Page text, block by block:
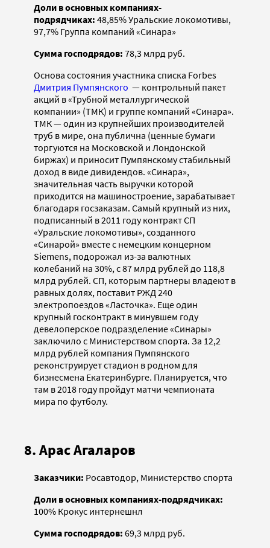
Доли в основных компаниях-
подрядчиках: 48,85% Уральские локомотивы,
97,7% Группа компаний «Синара»
Сумма господрядов: 78,3 млрд руб.
Основа состояния участника списка Forbes
Дмитрия Пумпянского — контрольный пакет
акций в «Трубной металлургической
компании» (ТМК) и группе компаний «Синара».
ТМК — один из крупнейших производителей
труб в мире, она публична (ценные бумаги
торгуются на Московской и Лондонской
биржах) и приносит Пумпянскому стабильный
доход в виде дивидендов. «Синара»,
значительная часть выручки которой
приходится на машиностроение, зарабатывает
благодаря госзаказам. Самый крупный из них,
подписанный в 2011 году контракт СП
«Уральские локомотивы», созданного
«Синарой» вместе с немецким концерном
Siemens, подорожал из-за валютных
колебаний на 30%, с 87 млрд рублей до 118,8
млрд рублей. СП, которым партнеры владеют в
равных долях, поставит РЖД 240
электропоездов «Ласточка». Еще один
крупный госконтракт в минувшем году
девелоперское подразделение «Синары»
заключило с Министерством спорта. За 12,2
млрд рублей компания Пумпянского
реконструирует стадион в родном для
бизнесмена Екатеринбурге. Планируется, что
там в 2018 году пройдут матчи чемпионата
мира по футболу.
8. Арас Агаларов
Заказчики: Росавтодор, Министерство спорта
Доли в основных компаниях-подрядчиках:
100% Крокус интернешнл
Сумма господрядов: 69,3 млрд руб.